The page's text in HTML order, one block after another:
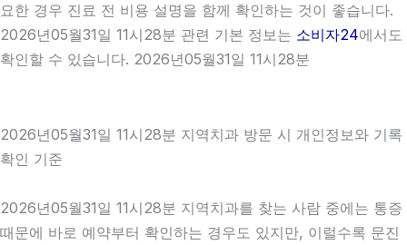
요한 경우 진료 전 비용 설명을 함께 확인하는 것이 좋습니다.
2026년05월31일 11시28분 관련 기본 정보는 소비자24에서도
확인할 수 있습니다. 2026년05월31일 11시28분
2026년05월31일 11시28분 지역치과 방문 시 개인정보와 기록
확인 기준
2026년05월31일 11시28분 지역치과를 찾는 사람 중에는 통증
때문에 바로 예약부터 확인하는 경우도 있지만, 이럴수록 문진